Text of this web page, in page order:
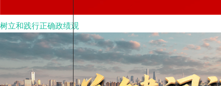
树立和践行正确政绩观